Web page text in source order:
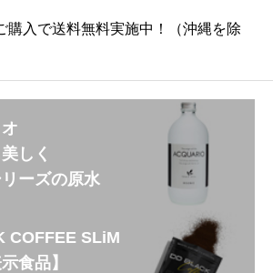
1
,
–
購入で送料無料実施中！（沖縄を除
しく
ーズの原水
COFFEE SLiM
食品】